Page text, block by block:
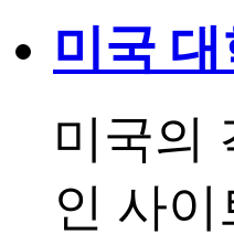
미국
미국의
인 사